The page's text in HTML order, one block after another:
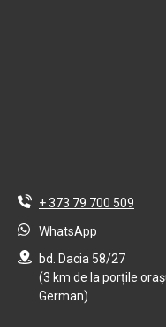
+ 373 79 700 509
WhatsApp
bd. Dacia 58/27
(3 km de la porțile
German)